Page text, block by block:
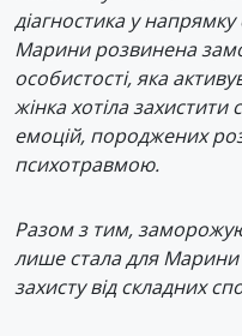
діагностика у
Марини розвинена
особистості, яка
жінка хотіла
емоцій, породжених
психотравмою.
Разом з тим,
лише стала для Марини
захисту від складних